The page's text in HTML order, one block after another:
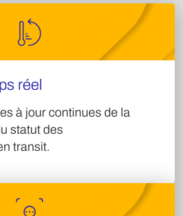
réel​
à jour continues de la
statut des
transit.​